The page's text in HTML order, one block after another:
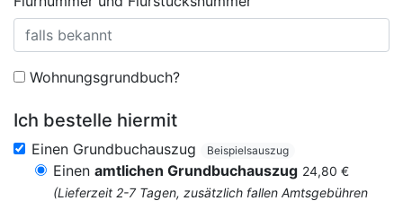
Wohnungsgrundbuch?
Ich bestelle hiermit
Einen Grundbuchauszug Beispielsauszug
Einen amtlichen Grundbuchauszug 24,80 €
(Lieferzeit 2-7 Tagen, zusätzlich fallen Amtsgebühren